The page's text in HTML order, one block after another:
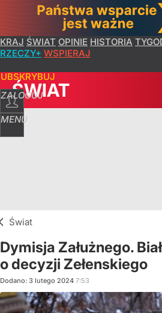
KRAJ ŚWIAT OPINIE HISTORIA
RZECZY+ WSPIERAJ
ZALOGUJ
MENU
ŚWIAT
Świat
Dymisja Załużnego.
o decyzji Zełenskiego
Dodano: 3 lutego 2024 7:53